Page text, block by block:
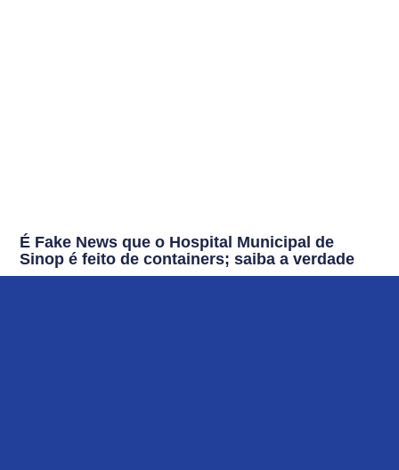
É Fake News que o Hospital Municipal de
Sinop é feito de containers; saiba a verdade